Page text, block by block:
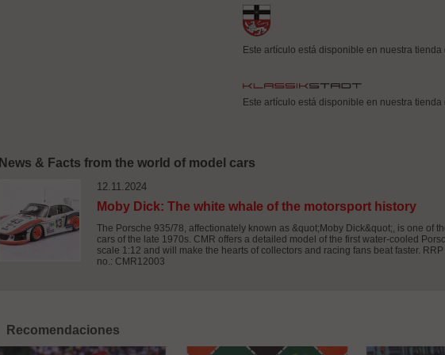
Este artículo está disponible en nuestra tienda
Este artículo está disponible en nuestra tienda
News & Facts from the world of model cars
12.11.2024
Moby Dick: The white whale of the motorsport history
The Porsche 935/78, affectionately known as &quot;Moby Dick&quot;, is one of
cars of the late 1970s. CMR offers a detailed model of the first water-cooled
scale 1:12 and will make the hearts of collectors and racing fans beat faster.
no.: CMR12003
Recomendaciones